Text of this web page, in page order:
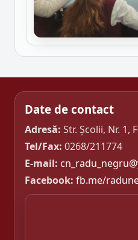
Date de contact
Adresă: Str. Școlii, Nr. 1,
Tel/Fax: 0268/211774
E-mail:
Facebook: fb.me/